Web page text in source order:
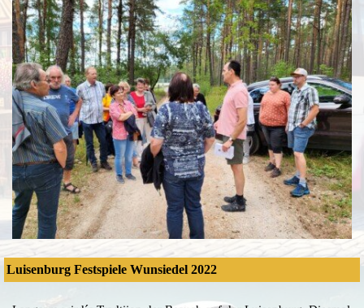
Luisenburg Festspiele Wunsiedel 2022